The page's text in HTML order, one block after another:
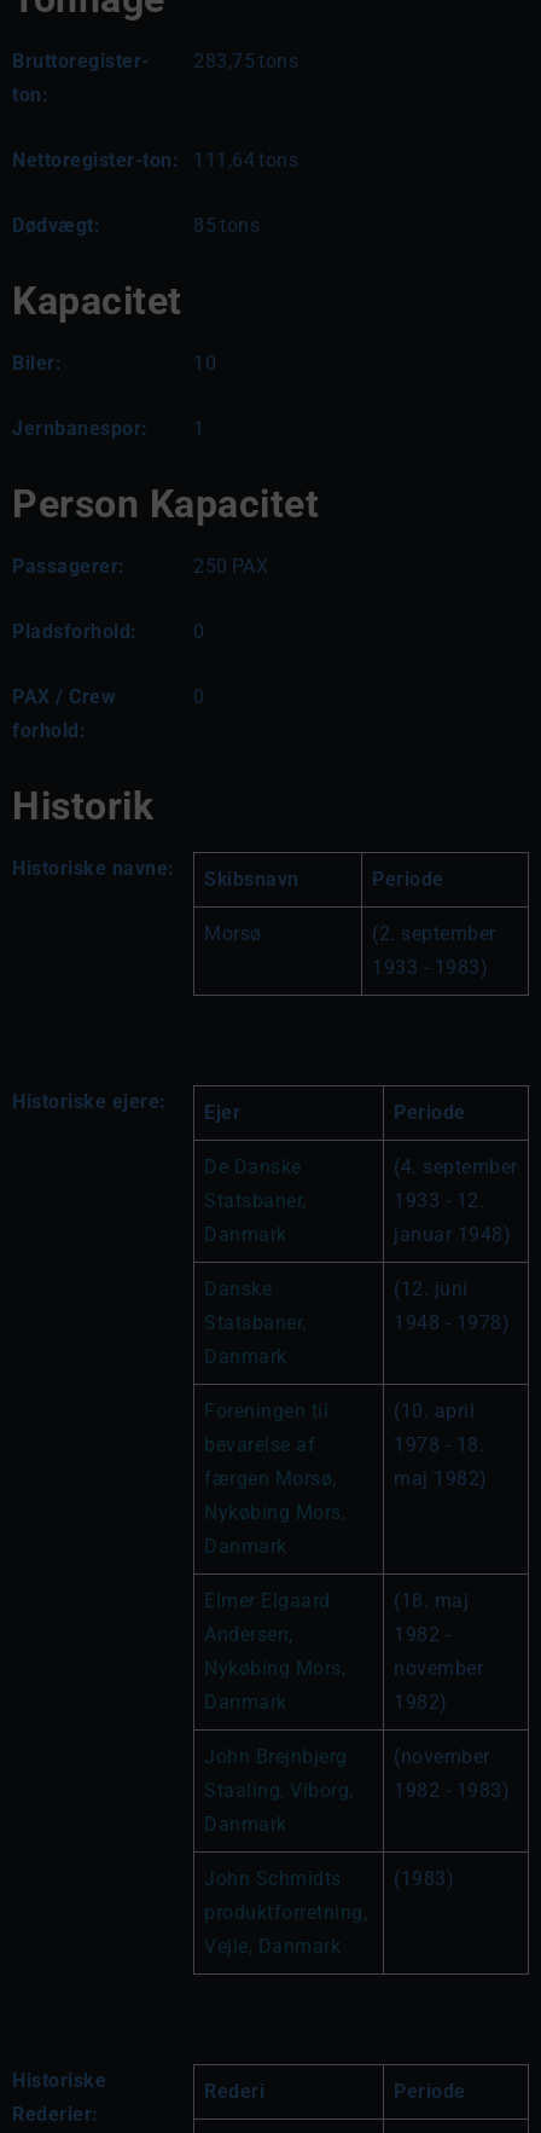
Bruttoregister-
ton:
283,75 tons
Nettoregister-ton: 111,64tons
Dødvægt: 85 tons
Kapacitet
Biler: 10
Jernbanespor: 1
Person Kapacitet
Passagerer: 250 PAX
Pladsforhold: 0
PAX / Crew
forhold:
0
Historik
Historiske navne: Skibsnavn Periode
Morsø
(2. september
1933 - 1983)
Historiske ejere: Ejer Periode
De Danske
Statsbaner,
Danmark
(4. september
1933 - 12.
januar 1948)
Danske
Statsbaner,
Danmark
(12. juni
1948 - 1978)
Foreningen til
bevarelse af
færgen Morsø,
Nykøbing Mors,
Danmark
(10. april
1978 - 18.
maj 1982)
Elmer Elgaard
Andersen,
Nykøbing Mors,
Danmark
(18. maj
1982 -
november
1982)
John Brejnbjerg
Staaling, Viborg,
Danmark
(november
1982 - 1983)
John Schmidts
produktforretning,
Vejle, Danmark
(1983)
Historiske
Rederier:
Rederi Periode